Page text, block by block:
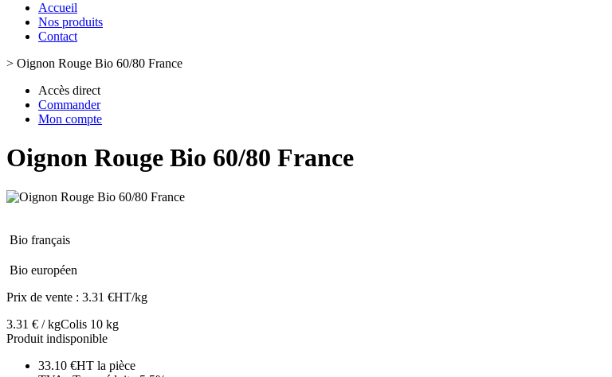
Accueil
Nos produits
Contact
> Oignon Rouge Bio 60/80 France
Accès direct
Commander
Mon compte
Oignon Rouge Bio 60/80 France
Bio français
Bio européen
Prix de vente : 3.31 €HT/kg
3.31 € / kgColis 10 kg
Produit indisponible
33.10 €HT la pièce